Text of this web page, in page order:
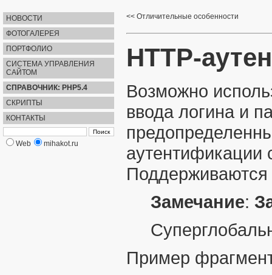
НОВОСТИ
ФОТОГАЛЕРЕЯ
ПОРТФОЛИО
СИСТЕМА УПРАВЛЕНИЯ
САЙТОМ
СПРАВОЧНИК: PHP5.4
СКРИПТЫ
КОНТАКТЫ
Web mihakot.ru
Отличительные особенности
HTTP-
Возможно
ввода логина и
аутентификации
Замечание:
Пример